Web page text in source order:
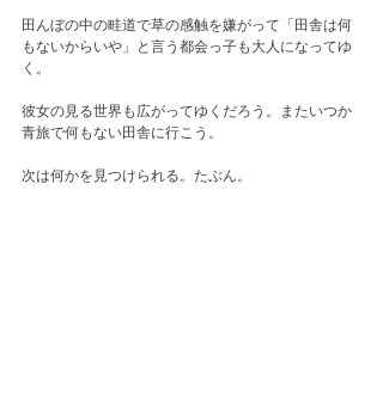
田んぼの中の畦道で草の感触を嫌がって「田舎は何
もないからいや」と言う都会っ子も大人になってゆ
く。
彼女の見る世界も広がってゆくだろう。またいつか
青旅で何もない田舎に行こう。
次は何かを見つけられる。たぶん。